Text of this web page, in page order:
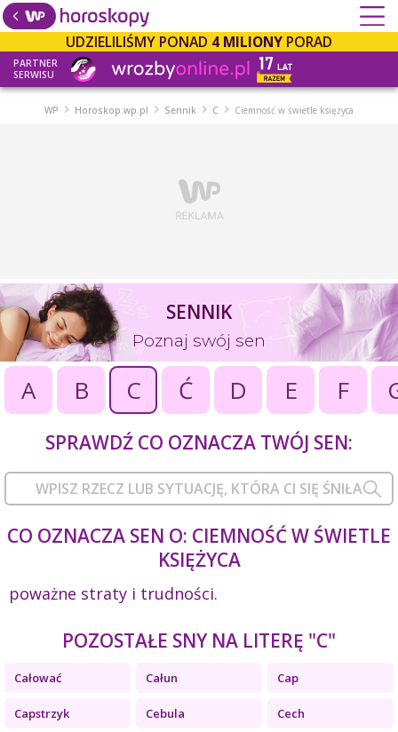
UDZIELILIŚMY PONAD 4 MILIONY PORAD
PARTNER
SERWISU
WP Horoskop.wp.pl Sennik C Ciemność w świetle księżyca
SENNIK
Poznaj swój sen
A B C Ć D E F
SPRAWDŹ CO OZNACZA TWÓJ SEN:
CO OZNACZA SEN O: CIEMNOŚĆ W ŚWIETLE
KSIĘŻYCA
poważne straty i trudności.
POZOSTAŁE SNY NA LITERĘ "C"
Całować Całun Cap
Capstrzyk Cebula Cech